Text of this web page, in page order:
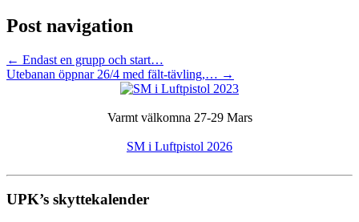
Post navigation
← Endast en grupp och start…
Utebanan öppnar 26/4 med fält-tävling,… →
Varmt välkomna 27-29 Mars
SM i Luftpistol 2026
UPK’s skyttekalender